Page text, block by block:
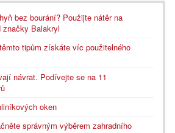
bez bourání? Použijte nátěr na
značky Balakryl
tipům získáte víc použitelného
návrat. Podívejte se na 11
oken
správným výběrem zahradního